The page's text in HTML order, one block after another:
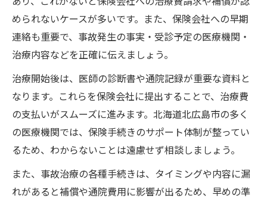
められないケースが多いです。また、保険会社への早期
連絡も重要で、事故発生の事実・受診予定の医療機関・
治療内容などを正確に伝えましょう。
治療開始後は、医師の診断書や通院記録が重要な資料と
なります。これらを保険会社に提出することで、治療費
の支払いがスムーズに進みます。北海道北広島市の多く
の医療機関では、保険手続きのサポート体制が整ってい
るため、わからないことは遠慮せず相談しましょう。
また、事故治療の各種手続きは、タイミングや内容に漏
れがあると補償や通院費用に影響が出るため、早めの準